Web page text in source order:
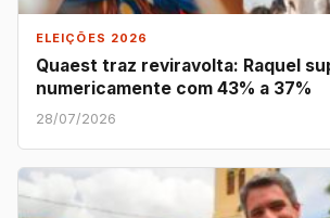
ELEIÇÕES 2026
Quaest traz reviravolta: Raquel
numericamente com 43% a 37%
28/07/2026